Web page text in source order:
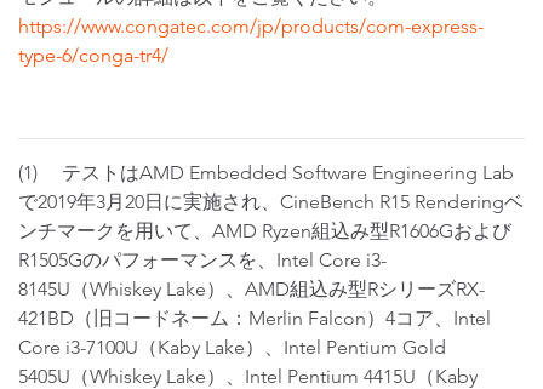
https://www.congatec.com/jp/products/com-express-
type-6/conga-tr4/
(1) テストはAMD Embedded Software Engineering Lab
で2019年3月20日に実施され、CineBench R15 Renderingベ
ンチマークを用いて、AMD Ryzen組込み型R1606Gおよび
R1505Gのパフォーマンスを、Intel Core i3-
8145U（Whiskey Lake）、AMD組込み型RシリーズRX-
421BD（旧コードネーム：Merlin Falcon）4コア、Intel
Core i3-7100U（Kaby Lake）、Intel Pentium Gold
5405U（Whiskey Lake）、Intel Pentium 4415U（Kaby